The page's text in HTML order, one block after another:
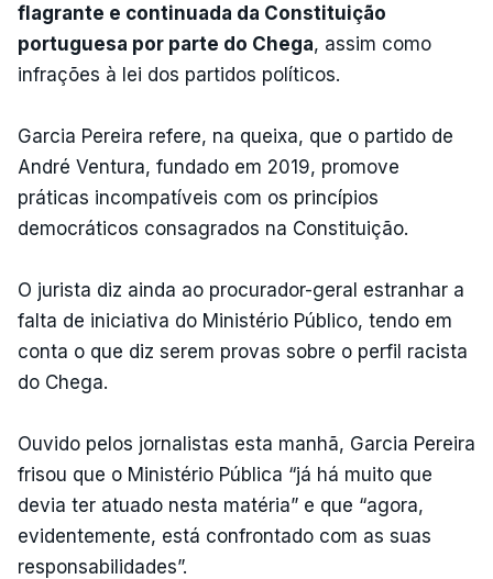
flagrante e continuada da Constituição
portuguesa por parte do Chega, assim como
infrações à lei dos partidos políticos.
Garcia Pereira refere, na queixa, que o partido de
André Ventura, fundado em 2019, promove
práticas incompatíveis com os princípios
democráticos consagrados na Constituição.
O jurista diz ainda ao procurador-geral estranhar a
falta de iniciativa do Ministério Público, tendo em
conta o que diz serem provas sobre o perfil racista
do Chega.
Ouvido pelos jornalistas esta manhã, Garcia Pereira
frisou que o Ministério Pública “já há muito que
devia ter atuado nesta matéria” e que “agora,
evidentemente, está confrontado com as suas
responsabilidades”.